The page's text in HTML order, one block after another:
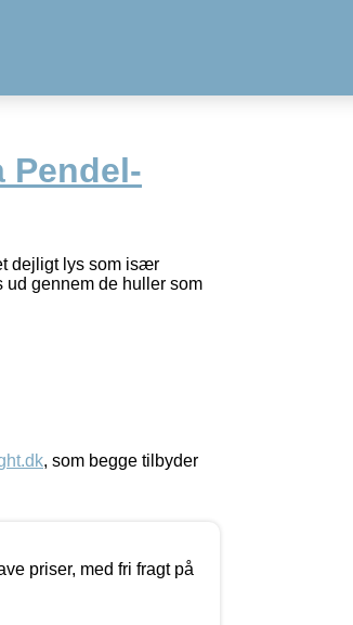
Pendel-
dejligt lys som især
ud gennem de huller som
, som begge tilbyder
priser, med fri fragt på